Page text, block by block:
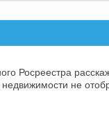
Росреестра
не